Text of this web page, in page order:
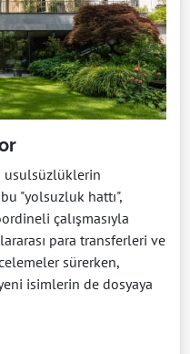
usulsüzlüklerin
"yolsuzluk hattı",
çalışmasıyla
para transferleri ve
sürerken,
isimlerin de dosyaya